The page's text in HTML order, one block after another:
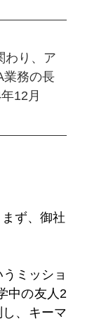
わり、ア
業務の長
12月
ず、御社
ミッショ
中の友人2
、キーマ